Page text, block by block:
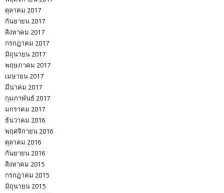
ตุลาคม 2017
กันยายน 2017
สิงหาคม 2017
กรกฎาคม 2017
มิถุนายน 2017
พฤษภาคม 2017
เมษายน 2017
มีนาคม 2017
กุมภาพันธ์ 2017
มกราคม 2017
ธันวาคม 2016
พฤศจิกายน 2016
ตุลาคม 2016
กันยายน 2016
สิงหาคม 2015
กรกฎาคม 2015
มิถุนายน 2015